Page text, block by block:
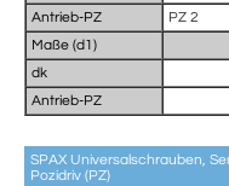
Antrieb-PZ
PZ 2
Maße (d1)
dk
Antrieb-PZ
SPAX Universalschrauben,
Pozidriv (PZ)